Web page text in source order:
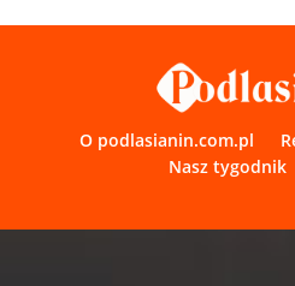
O podlasianin.com.pl
Nasz tygodnik